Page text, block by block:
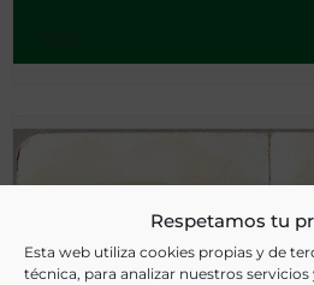
Respetamos tu
Esta web utiliza cookies propias y de
técnica, para analizar nuestros